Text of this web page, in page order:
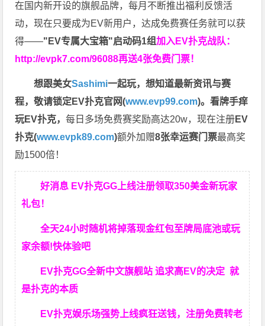
在国内新开设的旗舰品牌，每月不断推出福利反馈活
动，现在只要成为EV新用户，达成免费赛任务就可以获
得——"EV专属大宝箱"启动码1组加入EV扑克战队：
http://evpk7.com/96088再送4张免费门票！
想跟美女Sashimi一起玩，想知道最新资讯与赛
程，敬请锁定EV扑克官网(www.evp99.com)。看牌手痒
玩EV扑克，每日多场免费赛奖励高达20w，现在注册EV
扑克(www.evpk89.com)额外加赠8张幸运赛门票最高奖
励1500倍！
好消息 EV扑克GG上线注册领取350美金新玩家
礼包！
全天24小时随机将掉落现金红包至牌局底池或玩
家余额!快体验吧
EV扑克GG全新中文旗舰站 追求高EV的决定就
是扑克的本质
EV扑克娱乐场强势上线疯狂送钱，注册免费转老